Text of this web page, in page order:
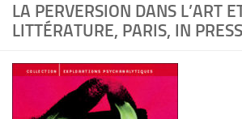
LA PERVERSION DANS L’ART
LITTÉRATURE, PARIS, IN